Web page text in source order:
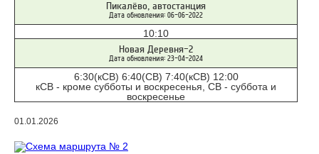
Пикалёво, автостанция
Дата обновления: 06-06-2022
10:10
Новая Деревня-2
Дата обновления: 23-04-2024
6:30(кСВ) 6:40(СВ) 7:40(кСВ) 12:00
кСВ - кроме субботы и воскресенья, СВ - суббота и
воскресенье
01.01.2026